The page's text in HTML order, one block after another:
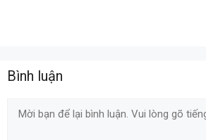
Bình luận
Comment